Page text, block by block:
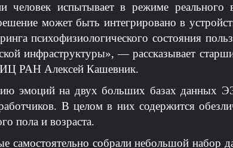
человек испытывает в режиме реального
может быть интегрировано в
психофизиологического состояния
инфраструктуры», — рассказывает
РАН Алексей Кашевник.
эмоций на двух больших базах данных
В целом в них содержится
пола и возраста.
самостоятельно собрали небольшой набор